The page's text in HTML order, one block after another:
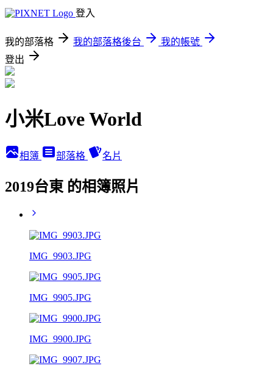
登入
我的部落格 我的部落格後台
我的帳號
登出
小米Love World
相簿 部落格 名片
2019台東 的相簿照片
IMG_9903.JPG
IMG_9905.JPG
IMG_9900.JPG